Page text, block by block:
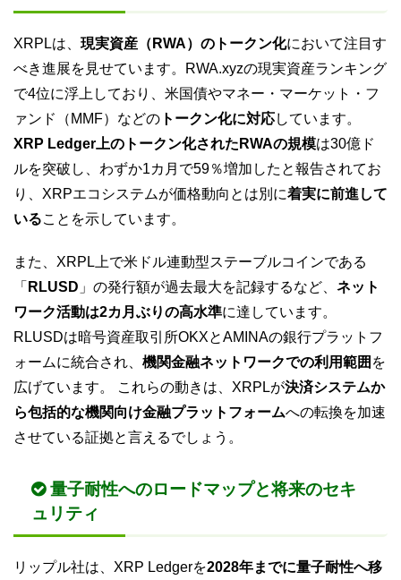
XRPLは、 現実資産（RWA）のトークン化において注目す
べき進展を見せています。RWA.xyzの現実資産ランキング
で4位に浮上しており、米国債やマネー・マーケット・フ
ァンド（MMF）などの トークン化に対応しています。
XRP Ledger上のトークン化されたRWAの規模は30億ド
ルを突破し、わずか1カ月で59％増加したと報告されてお
り、XRPエコシステムが価格動向とは別に着実に前進して
いることを示しています。
また、XRPL上で米ドル連動型ステーブルコインである
「 RLUSD 」の発行額が過去最大を記録するなど、 ネット
ワーク活動は2カ月ぶりの高水準に達しています。
RLUSDは暗号資産取引所OKXとAMINAの銀行プラットフ
ォームに統合され、 機関金融ネットワークでの利用範囲 を
広げています。 これらの動きは、XRPLが決済システムか
ら包括的な機関向け金融プラットフォームへの転換を加速
させている証拠と言えるでしょう。
量子耐性へのロードマップと将来のセキ
ュリティ
リップル社は、XRP Ledgerを2028年までに量子耐性へ移